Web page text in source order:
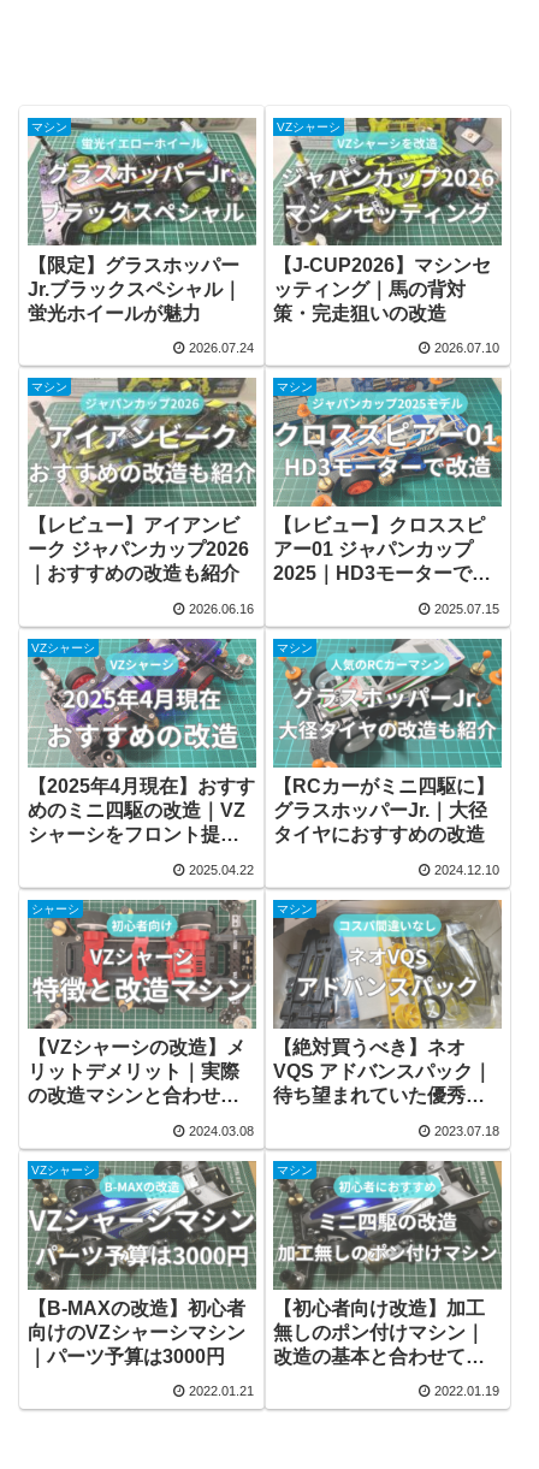
マシン
【限定】グラスホッパー
Jr.ブラックスペシャル｜
蛍光ホイールが魅力
2026.07.24
VZシャーシ
【J-CUP2026】マシンセ
ッティング｜馬の背対
策・完走狙いの改造
2026.07.10
マシン
【レビュー】アイアンビ
ーク ジャパンカップ2026
｜おすすめの改造も紹介
2026.06.16
マシン
【レビュー】クロススピ
アー01 ジャパンカップ
2025｜HD3モーターで改
2025.07.15
VZシャーシ
【2025年4月現在】おすす
めのミニ四駆の改造｜VZ
シャーシをフロント提灯
2025.04.22
マシン
【RCカーがミニ四駆に】
グラスホッパーJr.｜大径
タイヤにおすすめの改造
2024.12.10
シャーシ
【VZシャーシの改造】メ
リットデメリット｜実際
の改造マシンと合わせて
2024.03.08
マシン
【絶対買うべき】ネオ
VQS アドバンスパック｜
待ち望まれていた優秀キ
2023.07.18
VZシャーシ
【B-MAXの改造】初心者
向けのVZシャーシマシン
｜パーツ予算は3000円
2022.01.21
マシン
【初心者向け改造】加工
無しのポン付けマシン｜
改造の基本と合わせて紹
2022.01.19